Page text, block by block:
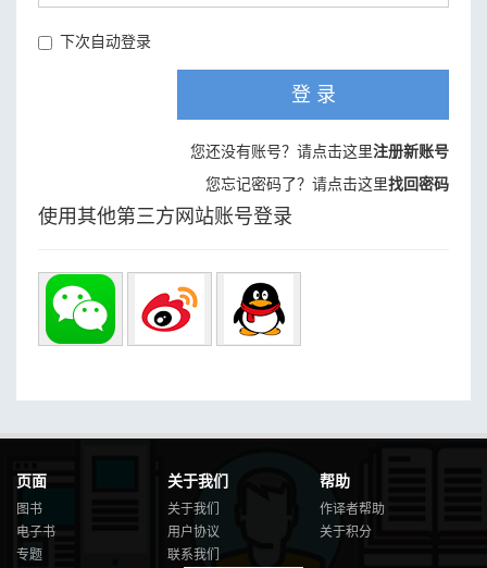
下次自动登录
登 录
您还没有账号？请点击这里注册新账号
您忘记密码了？请点击这里找回密码
使用其他第三方网站账号登录
页面
图书
电子书
专题
关于我们
关于我们
用户协议
联系我们
帮助
作译者帮助
关于积分